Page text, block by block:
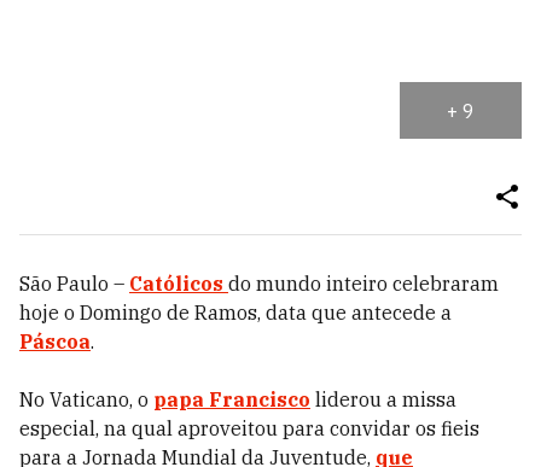
+ 9
São Paulo – Católicos do mundo inteiro celebraram
hoje o Domingo de Ramos, data que antecede a
Páscoa.
No Vaticano, o papa Francisco liderou a missa
especial, na qual aproveitou para convidar os fieis
para a Jornada Mundial da Juventude, que